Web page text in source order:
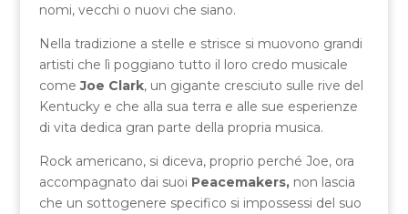
nomi, vecchi o nuovi che siano.
Nella tradizione a stelle e strisce si muovono grandi
artisti che lì poggiano tutto il loro credo musicale
comeJoe Clark, un gigante cresciuto sulle rive del
Kentucky e che alla sua terra e alle sue esperienze
di vita dedica gran parte della propria musica.
Rock americano, si diceva, proprio perché Joe, ora
accompagnato dai suoi Peacemakers,non lascia
che un sottogenere specifico si impossessi del suo